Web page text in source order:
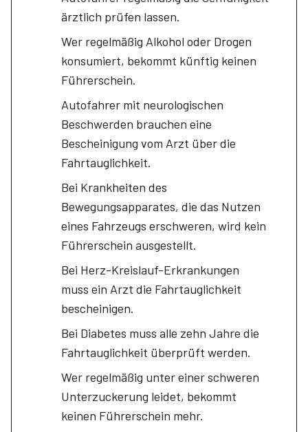
ärztlich prüfen lassen.
Wer regelmäßig Alkohol oder Drogen
konsumiert, bekommt künftig keinen
Führerschein.
Autofahrer mit neurologischen
Beschwerden brauchen eine
Bescheinigung vom Arzt über die
Fahrtauglichkeit.
Bei Krankheiten des
Bewegungsapparates, die das Nutzen
eines Fahrzeugs erschweren, wird kein
Führerschein ausgestellt.
Bei Herz-Kreislauf-Erkrankungen
muss ein Arzt die Fahrtauglichkeit
bescheinigen.
Bei Diabetes muss alle zehn Jahre die
Fahrtauglichkeit überprüft werden.
Wer regelmäßig unter einer schweren
Unterzuckerung leidet, bekommt
keinen Führerschein mehr.